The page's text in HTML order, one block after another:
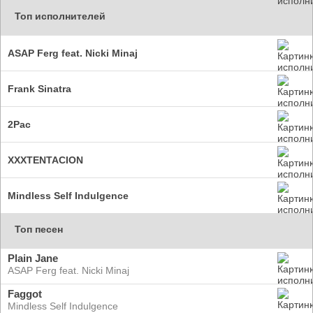
Топ исполнителей
ASAP Ferg feat. Nicki Minaj
Frank Sinatra
2Pac
XXXTENTACION
Mindless Self Indulgence
Топ песен
Plain Jane
ASAP Ferg feat. Nicki Minaj
Faggot
Mindless Self Indulgence